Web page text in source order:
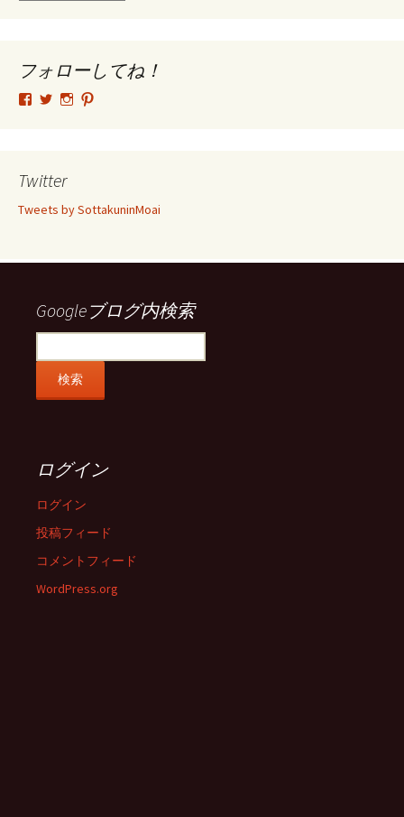
ブ
フォローしてね！
tsutomu.hattori.33
フ
ー
SottakuninMoai
フ
ー
tsutomu.hattori.33
ー ー
示
Twitter
Tweets by SottakuninMoai
Googleブログ内検索
ログイン
ログイン
投稿フィード
コメントフィード
WordPress.org